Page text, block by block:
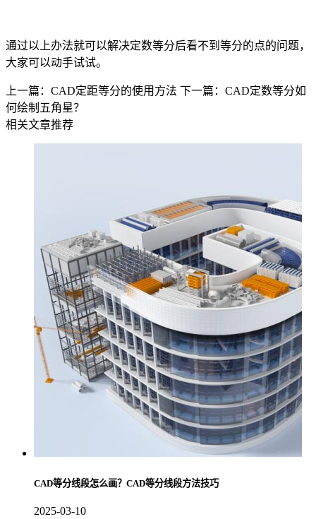
通过以上办法就可以解决定数等分后看不到等分的点的问题，
大家可以动手试试。
上一篇：CAD定距等分的使用方法 下一篇：CAD定数等分如
何绘制五角星？
相关文章推荐
CAD等分线段怎么画？CAD等分线段方法技巧
2025-03-10